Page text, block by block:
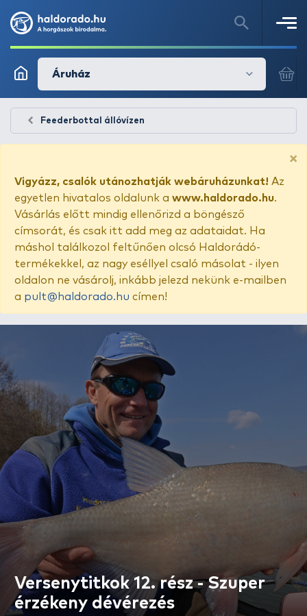
Áruház
Feederbottal állóvízen
×
Vigyázz, csalók utánozhatják webáruházunkat! Az
egyetlen hivatalos oldalunk a www.haldorado.hu.
Vásárlás előtt mindig ellenőrizd a böngésző
címsorát, és csak itt add meg az adataidat. Ha
máshol találkozol feltűnően olcsó Haldorádó-
termékekkel, az nagy eséllyel csaló másolat - ilyen
oldalon ne vásárolj, inkább jelezd nekünk e-mailben
a pult@haldorado.hu címen!
Versenytitkok 12. rész - Szuper
érzékeny dévérezés